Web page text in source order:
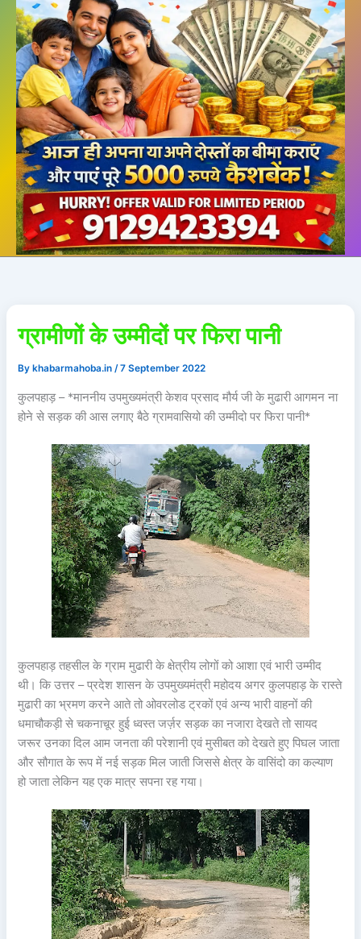
ग्रामीणों के उम्मीदों पर फिरा पानी
By khabarmahoba.in/7 September 2022
कुलपहाड़ – *माननीय उपमुख्यमंत्री केशव प्रसाद मौर्य जी के मुढारी आगमन ना
होने से सड़क की आस लगाए बैठे ग्रामवासियो की उम्मीदो पर फिरा पानी*
कुलपहाड़ तहसील के ग्राम मुढारी के क्षेत्रीय लोगों को आशा एवं भारी उम्मीद
थी। कि उत्तर – प्रदेश शासन के उपमुख्यमंत्री महोदय अगर कुलपहाड़ के रास्ते
मुढारी का भ्रमण करने आते तो ओवरलोड ट्रकों एवं अन्य भारी वाहनों की
धमाचौकड़ी से चकनाचूर हुई ध्वस्त जर्ज़र सड़क का नजारा देखते तो सायद
जरूर उनका दिल आम जनता की परेशानी एवं मुसीबत को देखते हुए पिघल जाता
और सौगात के रूप में नई सड़क मिल जाती जिससे क्षेत्र के वासिंदो का कल्याण
हो जाता लेकिन यह एक मात्र सपना रह गया।